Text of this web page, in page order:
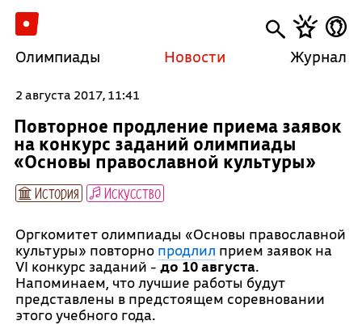
Олимпиады Новости Журнал
2 августа 2017, 11:41
Повторное продление приема заявок
на конкурс заданий олимпиады
«Основы православной культуры»
История Искусство
Оргкомитет олимпиады «Основы православной
культуры» повторно продлил прием заявок на
VI конкурс заданий -до 10 августа.
Напоминаем, что лучшие работы будут
представлены в предстоящем соревновании
этого учебного года.